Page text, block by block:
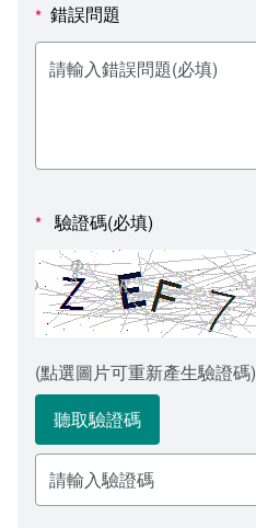
教學媒體處
電算中心
人事室
意見信箱
各單位意見信箱
諮詢信箱進度查詢
影音資訊
* 錯誤問題
* 驗證碼(必填)
(點選圖片可重新產生驗證碼)
聽取驗證碼